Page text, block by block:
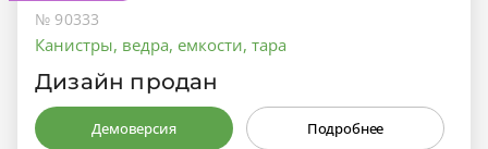
№ 90333
Канистры, ведра, емкости, тара
Дизайн продан
Демоверсия Подробнее